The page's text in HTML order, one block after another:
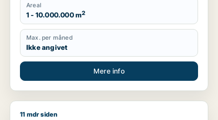
Areal
1 - 10.000.000 m2
Max. per måned
Ikke angivet
Mere info
Jette søger kontor, klinik, restaurant eller hotel til salg i
11 mdr siden